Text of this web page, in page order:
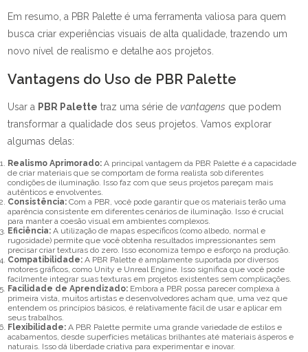
Em resumo, a PBR Palette é uma ferramenta valiosa para quem
busca criar experiências visuais de alta qualidade, trazendo um
novo nível de realismo e detalhe aos projetos.
Vantagens do Uso de PBR Palette
Usar a PBR Palette traz uma série de vantagens que podem
transformar a qualidade dos seus projetos. Vamos explorar
algumas delas:
Realismo Aprimorado: A principal vantagem da PBR Palette é a capacidade
de criar materiais que se comportam de forma realista sob diferentes
condições de iluminação. Isso faz com que seus projetos pareçam mais
autênticos e envolventes.
Consistência: Com a PBR, você pode garantir que os materiais terão uma
aparência consistente em diferentes cenários de iluminação. Isso é crucial
para manter a coesão visual em ambientes complexos.
Eficiência: A utilização de mapas específicos (como albedo, normal e
rugosidade) permite que você obtenha resultados impressionantes sem
precisar criar texturas do zero. Isso economiza tempo e esforço na produção.
Compatibilidade: A PBR Palette é amplamente suportada por diversos
motores gráficos, como Unity e Unreal Engine. Isso significa que você pode
facilmente integrar suas texturas em projetos existentes sem complicações.
Facilidade de Aprendizado: Embora a PBR possa parecer complexa à
primeira vista, muitos artistas e desenvolvedores acham que, uma vez que
entendem os princípios básicos, é relativamente fácil de usar e aplicar em
seus trabalhos.
Flexibilidade: A PBR Palette permite uma grande variedade de estilos e
acabamentos, desde superfícies metálicas brilhantes até materiais ásperos e
naturais. Isso dá liberdade criativa para experimentar e inovar.